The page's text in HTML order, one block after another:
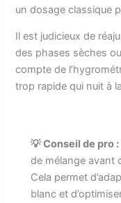
un dosage classique
Il est judicieux de
des phases sèches
compte de
trop rapide qui nuit à
💡 Conseil de pro :
de mélange avant
Cela permet
blanc et